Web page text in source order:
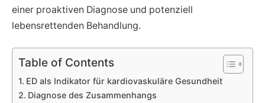
einer proaktiven Diagnose und potenziell
lebensrettenden Behandlung.
Table of Contents
ED als Indikator für kardiovaskuläre Gesundheit
Diagnose des Zusammenhangs